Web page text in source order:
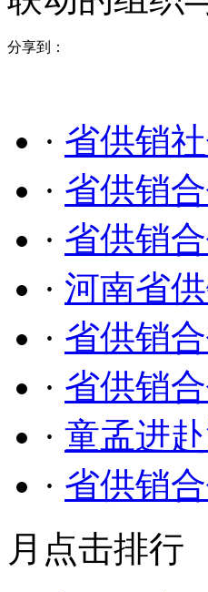
分享到：
· 省供销
· 省供销
· 省供销
· 河南省
· 省供销
· 省供销
· 童孟进
· 省供销
月点击排行